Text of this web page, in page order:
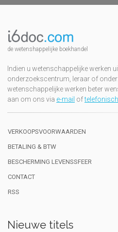
de wetenshappelijke boekhandel
Indien u wetenschappelijke werken
onderzoekscentrum, leraar of
wetenschappelijke werken beter
aan om ons via e-mail oftelefonisch
VERKOOPSVOORWAARDEN
BETALING & BTW
BESCHERMING LEVENSSFEER
CONTACT
RSS
Nieuwe titels